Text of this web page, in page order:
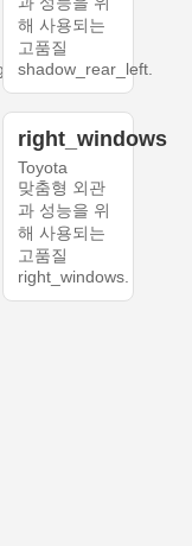
해 사용되는
고품질
shadow_rear_left.
right_windows
Toyota
맞춤형 외관
과 성능을 위
해 사용되는
고품질
right_windows.